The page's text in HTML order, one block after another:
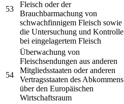
53
Fleisch oder der
Brauchbarmachung von
schwachfinnigem Fleisch sowie
die Untersuchung und Kontrolle
bei eingelagertem Fleisch
54
Überwachung von
Fleischsendungen aus anderen
Mitgliedsstaaten oder anderen
Vertragsstaaten des Abkommens
über den Europäischen
Wirtschaftsraum